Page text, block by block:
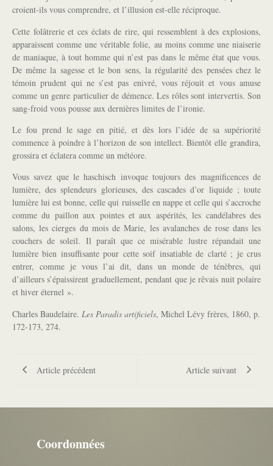
croient-ils vous comprendre, et l’illusion est-elle réciproque.
Cette folâtrerie et ces éclats de rire, qui ressemblent à des explosions,
apparaissent comme une véritable folie, au moins comme une niaiserie
de maniaque, à tout homme qui n’est pas dans le même état que vous.
De même la sagesse et le bon sens, la régularité des pensées chez le
témoin prudent qui ne s’est pas enivré, vous réjouit et vous amuse
comme un genre particulier de démence. Les rôles sont intervertis. Son
sang-froid vous pousse aux dernières limites de l’ironie.
Le fou prend le sage en pitié, et dès lors l’idée de sa supériorité
commence à poindre à l’horizon de son intellect. Bientôt elle grandira,
grossira et éclatera comme un météore.
Vous savez que le haschisch invoque toujours des magnificences de
lumière, des splendeurs glorieuses, des cascades d’or liquide ; toute
lumière lui est bonne, celle qui ruisselle en nappe et celle qui s’accroche
comme du paillon aux pointes et aux aspérités, les candélabres des
salons, les cierges du mois de Marie, les avalanches de rose dans les
couchers de soleil. Il paraît que ce misérable lustre répandait une
lumière bien insuffisante pour cette soif insatiable de clarté ; je crus
entrer, comme je vous l’ai dit, dans un monde de ténèbres, qui
d’ailleurs s’épaissirent graduellement, pendant que je rêvais nuit polaire
et hiver éternel ».
Charles Baudelaire. Les Paradis artificiels, Michel Lévy frères, 1860, p.
172-173, 274.
Article précédent Article suivant
Coordonnées